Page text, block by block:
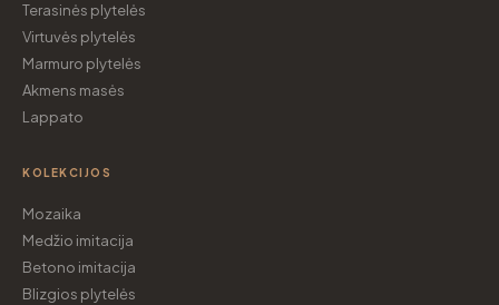
Terasinės plytelės
Virtuvės plytelės
Marmuro plytelės
Akmens masės
Lappato
KOLEKCIJOS
Mozaika
Medžio imitacija
Betono imitacija
Blizgios plytelės